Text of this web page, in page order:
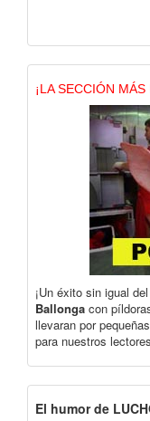
¡LA SECCIÓN
¡Un éxito sin igual
Ballonga con
llevaran por
para nuestros
El humor de